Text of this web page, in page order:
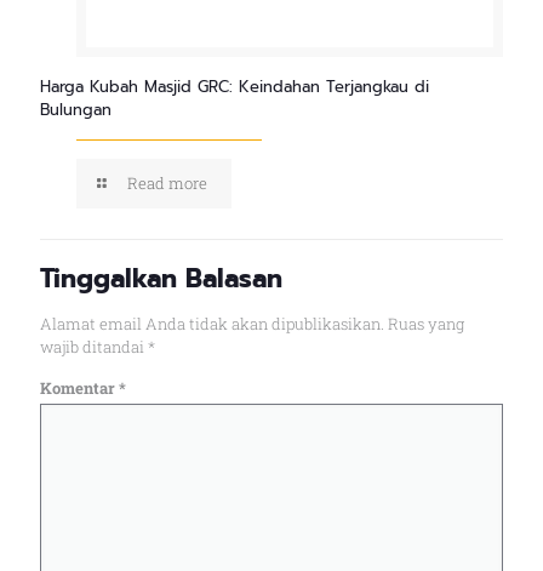
Harga Kubah Masjid GRC: Keindahan Terjangkau di
Bulungan
Read more
Tinggalkan Balasan
Alamat email Anda tidak akan dipublikasikan. Ruas yang
wajib ditandai *
Komentar*